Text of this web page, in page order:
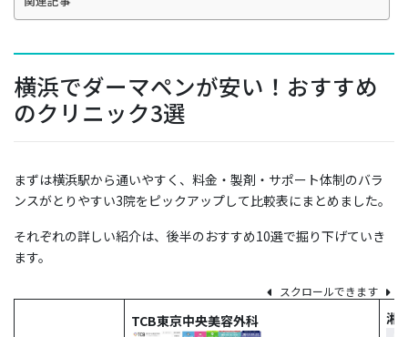
横浜でダーマペンが安い！おすすめ
のクリニック3選
まずは横浜駅から通いやすく、料金・製剤・サポート体制のバラ
ンスがとりやすい3院をピックアップして比較表にまとめました。
それぞれの詳しい紹介は、後半のおすすめ10選で掘り下げていき
ます。
スクロールできます
TCB東京中央美容外科 湘